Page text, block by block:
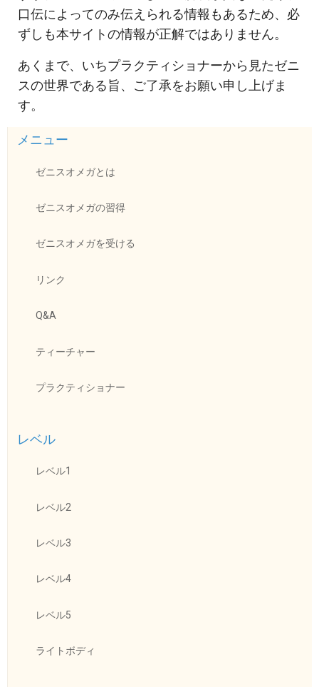
口伝によってのみ伝えられる情報もあるため、必
ずしも本サイトの情報が正解ではありません。
あくまで、いちプラクティショナーから見たゼニ
スの世界である旨、ご了承をお願い申し上げま
す。
メニュー
ゼニスオメガとは
ゼニスオメガの習得
ゼニスオメガを受ける
リンク
Q&A
ティーチャー
プラクティショナー
レベル
レベル1
レベル2
レベル3
レベル4
レベル5
ライトボディ